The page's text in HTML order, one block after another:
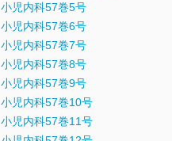
小児内科57巻5号
小児内科57巻6号
小児内科57巻7号
小児内科57巻8号
小児内科57巻9号
小児内科57巻10号
小児内科57巻11号